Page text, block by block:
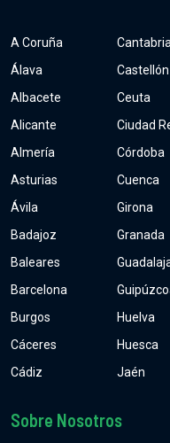
A Coruña
Álava
Albacete
Alicante
Almería
Asturias
Ávila
Badajoz
Baleares
Barcelona
Burgos
Cáceres
Cádiz
Cantabria
Castellón
Ceuta
Ciudad
Córdoba
Cuenca
Girona
Granada
Huelva
Huesca
Jaén
Sobre Nosotros